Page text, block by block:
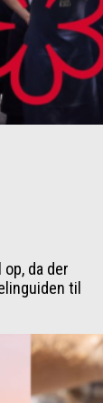
da der
til